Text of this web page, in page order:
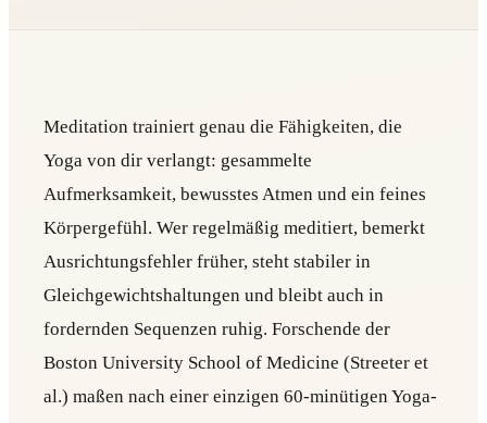
Meditation trainiert genau die Fähigkeiten, die
Yoga von dir verlangt: gesammelte
Aufmerksamkeit, bewusstes Atmen und ein feines
Körpergefühl. Wer regelmäßig meditiert, bemerkt
Ausrichtungsfehler früher, steht stabiler in
Gleichgewichtshaltungen und bleibt auch in
fordernden Sequenzen ruhig. Forschende der
Boston University School of Medicine (Streeter et
al.) maßen nach einer einzigen 60-minütigen Yoga-